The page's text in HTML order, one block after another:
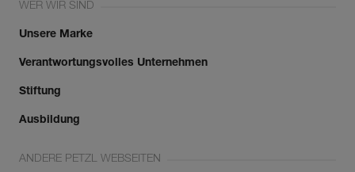
WER WIR SIND
Unsere Marke
Verantwortungsvolles Unternehmen
Stiftung
Ausbildung
ANDERE PETZL WEBSEITEN